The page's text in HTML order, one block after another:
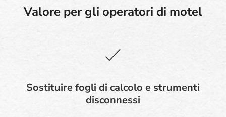
Valore per gli operatori di motel
Sostituire fogli di calcolo e strumenti
disconnessi